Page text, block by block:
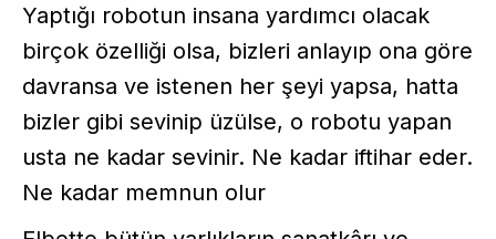
Yaptığı robotun insana yardımcı olacak
birçok özelliği olsa, bizleri anlayıp ona göre
davransa ve istenen her şeyi yapsa, hatta
bizler gibi sevinip üzülse, o robotu yapan
usta ne kadar sevinir. Ne kadar iftihar eder.
Ne kadar memnun olur